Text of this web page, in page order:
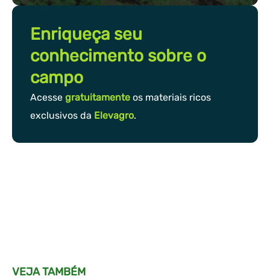
Enriqueça seu
conhecimento sobre o
campo
Acesse gratuitamente os materiais ricos
exclusivos da Elevagro.
VEJA TAMBÉM